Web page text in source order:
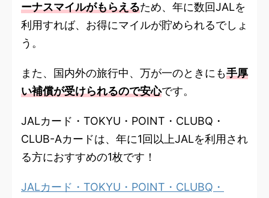
ーナスマイルがもらえるため、年に数回JALを
利用すれば、お得にマイルが貯められるでしょ
う。
また、国内外の旅行中、万が一のときにも手厚
い補償が受けられるので安心です。
JALカード・TOKYU・POINT・CLUBQ・
CLUB-Aカードは、年に1回以上JALを利用され
る方におすすめの1枚です！
JALカード・TOKYU・POINT・CLUBQ・